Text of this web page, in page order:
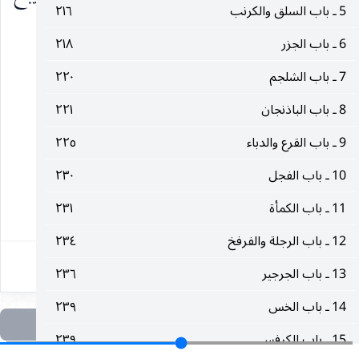
5 ـ باب السلق والكرنب
٢١٦
6 ـ باب الجزر
٢١٨
7 ـ باب الشلجم
٢٢٠
8 ـ باب الباذنجان
٢٢١
9 ـ باب القرع والدباء
٢٢٥
10 ـ باب الفجل
٢٣٠
11 ـ باب الكمأة
٢٣١
12 ـ باب الرجلة والفرفخ
٢٣٤
13 ـ باب الجرجير
٢٣٦
14 ـ باب الخس
٢٣٩
15 ـ باب الكرفس
٢٣٩
(١) .
بيان :الطرفاء بالفتح شجر يقال لها بالفارسية گز.
__________________
(١) مكارم الأخلاق ١٧٥ ـ ١٧٧.